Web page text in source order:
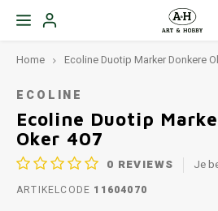
Home Ecoline Duotip Marker Donkere
ECOLINE
Ecoline Duotip
Oker 407
0 REVIEWS Je
ARTIKELCODE 11604070